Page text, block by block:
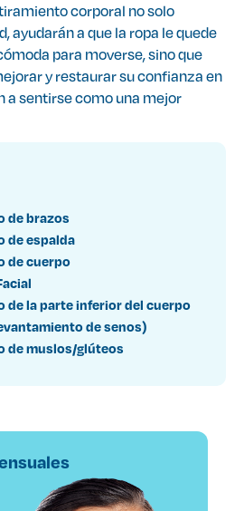
corporal no solo
ayudarán a que la ropa le quede
para moverse, sino que
y restaurar su confianza en
a sentirse como una mejor
de brazos
de espalda
de cuerpo
de la parte inferior del cuerpo
de senos)
de muslos/glúteos